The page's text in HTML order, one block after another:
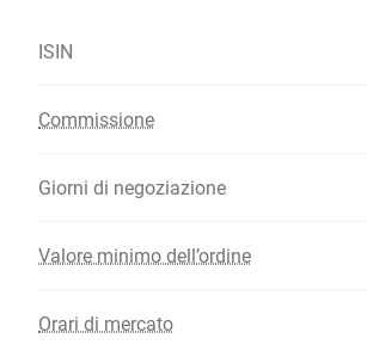
ISIN
Commissione
Giorni di negoziazione
Valore minimo dell’ordine
Orari di mercato